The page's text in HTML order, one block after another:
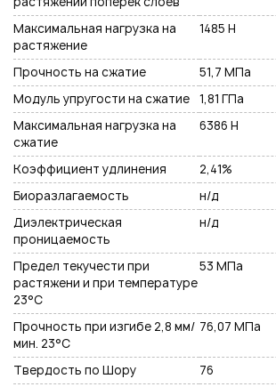
Максимальная нагрузка на
растяжение
1485 Н
Прочность на сжатие
51,7 МПа
Модуль упругости на сжатие
1,81 ГПа
Максимальная нагрузка на
сжатие
6386 Н
Коэффициент удлинения
2,41%
Биоразлагаемость
н/д
Диэлектрическая
проницаемость
н/д
Предел текучести при
растяжени и при температуре
23°С
53 МПа
Прочность при изгибе 2,8 мм/
мин. 23°C
76,07 МПа
Твердость по Шору
76